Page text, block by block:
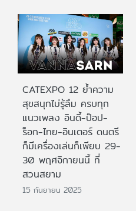
CATEXPO 12 ย้ำความ
สุขสนุกไม่รู้ลืม ครบทุก
แนวเพลง อินดี้-ป๊อป-
ร็อก-ไทย-อินเตอร์ ดนตรี
ก็มีเครื่องเล่นก็เพียบ 29-
30 พฤศจิกายนนี้ ที่
สวนสยาม
15 กันยายน 2025